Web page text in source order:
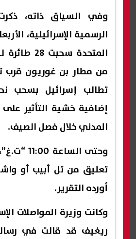
وفي السياق ذاته،
الرسمية الإسرائيلية،
المتحدة
من مطار بن غوريون قرب
إضافية خشية التأثير على
المدني خلال فصل الصيف.
وحتى
تعليق من تل أبيب أو
أورده التقرير.
وكانت وزيرة المواصلات
ريغيف قد قالت في